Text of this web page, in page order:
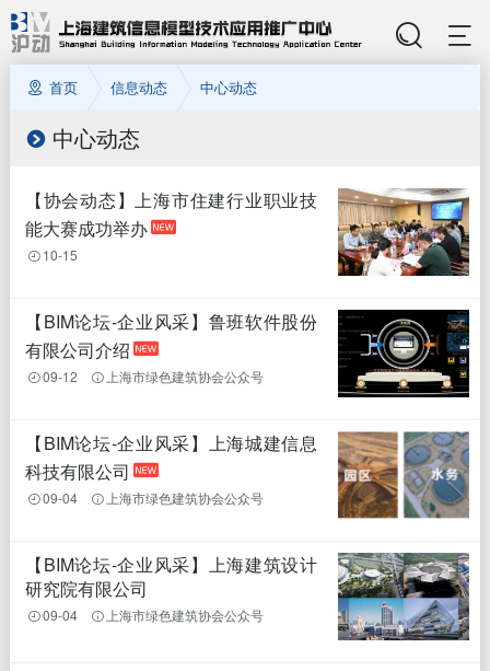
首页 信息动态 中心动态
中心动态
【协会动态】上海市住建行业职业技
能大赛成功举办
10-15
【BIM论坛-企业风采】鲁班软件股份
有限公司介绍
09-12 上海市绿色建筑协会公众号
【BIM论坛-企业风采】上海城建信息
科技有限公司
09-04 上海市绿色建筑协会公众号
【BIM论坛-企业风采】上海建筑设计
研究院有限公司
09-04 上海市绿色建筑协会公众号